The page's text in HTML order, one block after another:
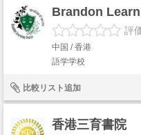
Brandon
評
中国 / 香港
語学学校
比較リスト追加
香港三育書院